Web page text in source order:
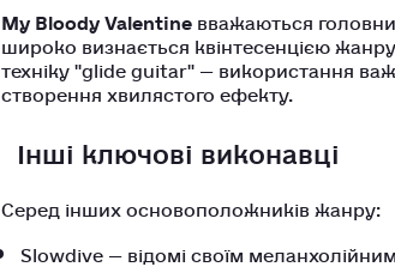
My Bloody Valentineвважаються
широко визнається квінтесенцією
техніку "glide guitar" — використання
створення хвилястого ефекту.
Інші ключові виконавці
Серед інших основоположників жанру:
Slowdive — відомі своїм